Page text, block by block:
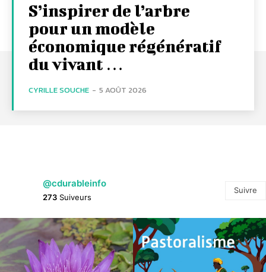
S’inspirer de l’arbre
pour un modèle
économique régénératif
du vivant …
CYRILLE SOUCHE - 5 AOÛT 2026
@cdurableinfo
273 Suiveurs
Suivre